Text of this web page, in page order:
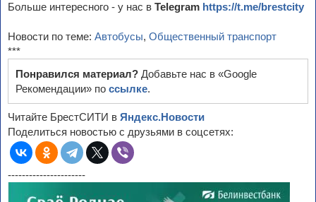
Больше интересного - у нас в Telegram https://t.me/brestcity
Новости по теме: Автобусы, Общественный транспорт
***
Понравился материал? Добавьте нас в «Google
Рекомендации» по ссылке.
Читайте БрестСИТИ в Яндекс.Новости
Поделиться новостью с друзьями в соцсетях:
----------------------